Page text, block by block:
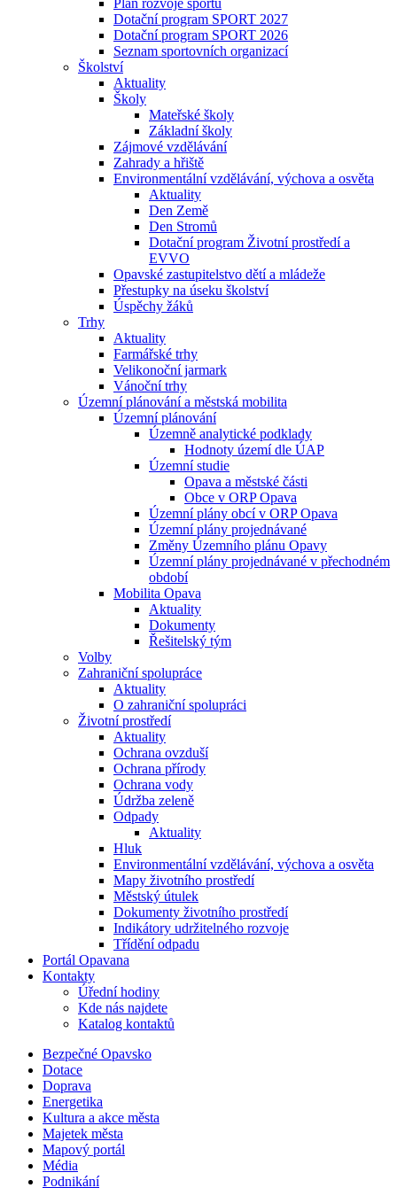
Plán rozvoje sportu
Dotační program SPORT 2027
Dotační program SPORT 2026
Seznam sportovních organizací
Školství
Aktuality
Školy
Mateřské školy
Základní školy
Zájmové vzdělávání
Zahrady a hřiště
Environmentální vzdělávání, výchova a osvěta
Aktuality
Den Země
Den Stromů
Dotační program Životní prostředí a
EVVO
Opavské zastupitelstvo dětí a mládeže
Přestupky na úseku školství
Úspěchy žáků
Trhy
Aktuality
Farmářské trhy
Velikonoční jarmark
Vánoční trhy
Územní plánování a městská mobilita
Územní plánování
Územně analytické podklady
Hodnoty území dle ÚAP
Územní studie
Opava a městské části
Obce v ORP Opava
Územní plány obcí v ORP Opava
Územní plány projednávané
Změny Územního plánu Opavy
Územní plány projednávané v přechodném
období
Mobilita Opava
Aktuality
Dokumenty
Řešitelský tým
Volby
Zahraniční spolupráce
Aktuality
O zahraniční spolupráci
Životní prostředí
Aktuality
Ochrana ovzduší
Ochrana přírody
Ochrana vody
Údržba zeleně
Odpady
Aktuality
Hluk
Environmentální vzdělávání, výchova a osvěta
Mapy životního prostředí
Městský útulek
Dokumenty životního prostředí
Indikátory udržitelného rozvoje
Třídění odpadu
Portál Opavana
Kontakty
Úřední hodiny
Kde nás najdete
Katalog kontaktů
Bezpečné Opavsko
Dotace
Doprava
Energetika
Kultura a akce města
Majetek města
Mapový portál
Média
Podnikání